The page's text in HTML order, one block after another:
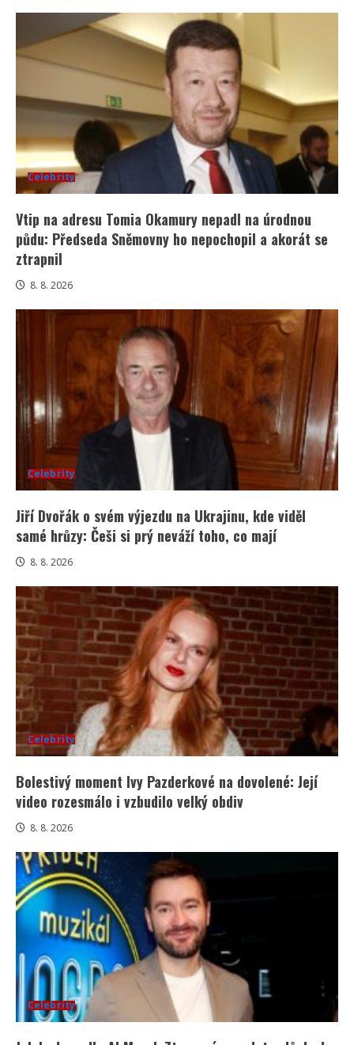
Celebrity
Vtip na adresu Tomia Okamury nepadl na úrodnou
půdu: Předseda Sněmovny ho nepochopil a akorát se
ztrapnil
8. 8. 2026
Celebrity
Jiří Dvořák o svém výjezdu na Ukrajinu, kde viděl
samé hrůzy: Češi si prý neváží toho, co mají
8. 8. 2026
Celebrity
Bolestivý moment Ivy Pazderkové na dovolené: Její
video rozesmálo i vzbudilo velký obdiv
8. 8. 2026
Celebrity